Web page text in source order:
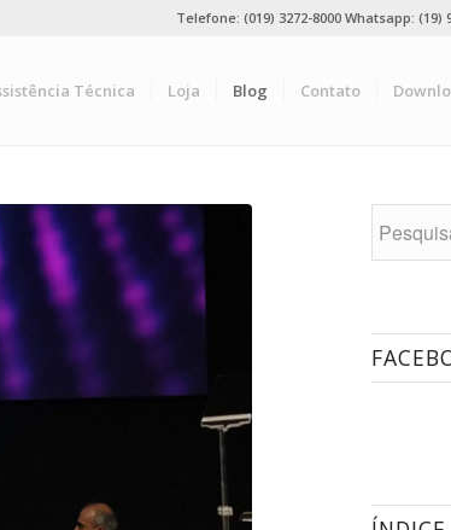
Telefone: (019) 3272-8000 Whatsapp: (19)
Técnica Loja Blog Contato